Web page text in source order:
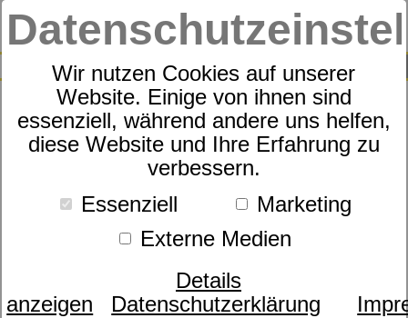
Wir nutzen Cookies auf unserer
Website. Einige von ihnen sind
essenziell, während andere uns helfen,
diese Website und Ihre Erfahrung zu
verbessern.
Essenziell
Marketing
Externe Medien
Details
anzeigen
Datenschutzerklärung
SUCHE
0
Elegante Bettwäsche